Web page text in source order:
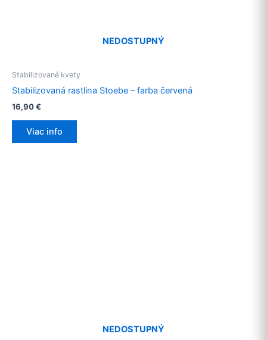
NEDOSTUPNÝ
Stabilizované kvety
Stabilizovaná rastlina Stoebe – farba červená
16,90€
Viac info
NEDOSTUPNÝ